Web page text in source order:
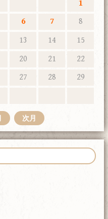
1
6 7
8
13 14
15
20 21
22
27 28
29
次月